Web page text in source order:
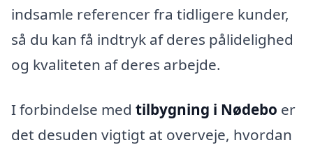
indsamle referencer fra tidligere kunder,
så du kan få indtryk af deres pålidelighed
og kvaliteten af deres arbejde.
I forbindelse med tilbygning i Nødebo er
det desuden vigtigt at overveje, hvordan